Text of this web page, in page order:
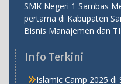
SMK Negeri 1 Sambas
pertama di Kabupaten
Bisnis Manajemen dan
Info Terkini
Islamic Camp 2025 di